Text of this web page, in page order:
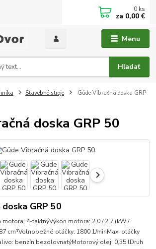
Menu
Hľadať
0 ks
za 0,00 €
Stavebné stroje
Güde Vibračná doska GRP
doska GRP 50
GRP 50
motora: 4-taktnýVýkon motora: 2,0 / 2,7 (kW /
cm³Voľnobežné otáčky: 1800 1/minMax. otáčky
benzín bezolovnatýMotorový olej: 0,35 lDruh